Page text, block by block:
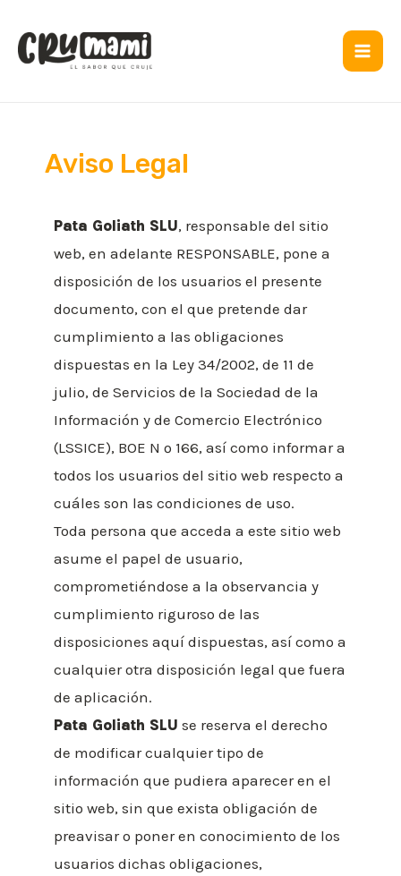
Aviso Legal
Pata Goliath SLU, responsable del sitio
web, en adelante RESPONSABLE, pone a
disposición de los usuarios el presente
documento, con el que pretende dar
cumplimiento a las obligaciones
dispuestas en la Ley 34/2002, de 11 de
julio, de Servicios de la Sociedad de la
Información y de Comercio Electrónico
(LSSICE), BOE N º 166, así como informar a
todos los usuarios del sitio web respecto a
cuáles son las condiciones de uso.
Toda persona que acceda a este sitio web
asume el papel de usuario,
comprometiéndose a la observancia y
cumplimiento riguroso de las
disposiciones aquí dispuestas, así como a
cualquier otra disposición legal que fuera
de aplicación.
Pata Goliath SLU se reserva el derecho
de modificar cualquier tipo de
información que pudiera aparecer en el
sitio web, sin que exista obligación de
preavisar o poner en conocimiento de los
usuarios dichas obligaciones,